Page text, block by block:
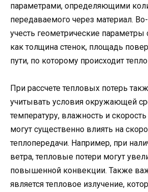
параметрами, определяющими
передаваемого через материал.
учесть геометрические параметры
как толщина стенок, площадь
пути, по которому происходит
При рассчете тепловых потерь
учитывать условия окружающей
температуру, влажность и
могут существенно влиять на
теплопередачи. Например, при
ветра, тепловые потери могут
повышенной конвекции. Также
является тепловое излучение,